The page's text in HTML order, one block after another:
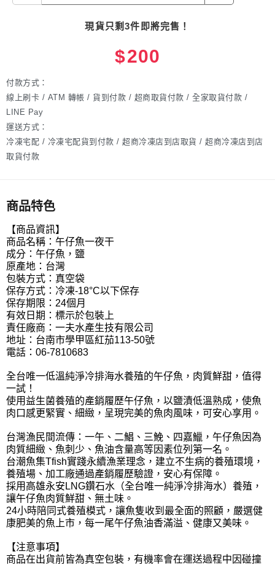
現貨只剩3件即將完售！
$200
付款方式：
線上刷卡 / ATM 轉帳 / 貨到付款 / 超商取貨付款 / 全家取貨付款 /
LINE Pay
運送方式：
冷凍宅配 / 冷凍宅配貨到付款 / 超商冷凍店到店取貨 / 超商冷凍店到店
取貨付款
商品特色
【商品資訊】
商品名稱：午仔魚一夜干
成分：午仔魚，鹽
原產地：台灣
包裝方式：真空袋
保存方式：冷凍-18°C以下保存
保存期限：24個月
有效日期：標示於包裝上
責任廠商：一夫水產生技有限公司
地址：台南市學甲區紅茄113-50號
電話：06-7810683
全台唯一低溫純淨冷排海水養殖的午仔魚，肉質鮮甜，值得
一試！
使用益生菌養殖的產銷履歷午仔魚，以鹽漬低溫熟成，使魚
肉口感更緊實、細緻，呈現完美的魚肉風味，可安心享用。
台灣漁民間流傳：一午、二鯧、三鮸、四嘉鱲，午仔魚因為
肉質細緻、魚刺少、魚油含量高等因素位列第一名。
台潮魚集Tfish實踐永續漁業理念，建立不生病的養殖環境，
養殖場、加工廠通過產銷履歷驗證，安心有保障。
採用高雄永安LNG鑽石水（全台唯一純淨冷排海水）養殖，
讓午仔魚肉質鮮甜、無土味。
24小時陪同式養殖模式，讓魚隻收到最全面的照顧，嚴選健
康肥美的魚上市，每一尾午仔魚油香滿溢、健康又美味。
【注意事項】
商品在出貨前皆為真空包裝，有機率會在運送過程中因碰撞